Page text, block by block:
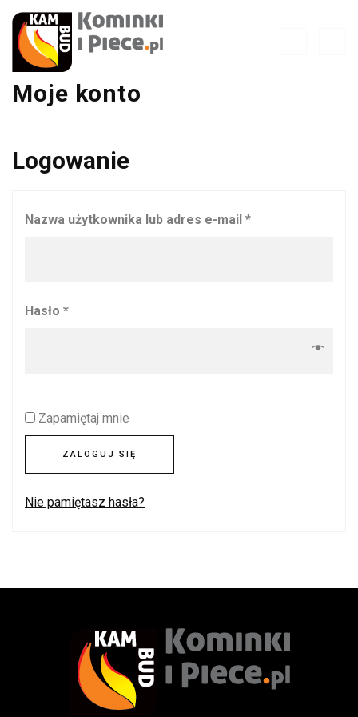
Moje konto
Logowanie
Nazwa użytkownika lub adres e-mail *Wymagane
Hasło *Wymagane
Zapamiętaj mnie
ZALOGUJ SIĘ
Nie pamiętasz hasła?